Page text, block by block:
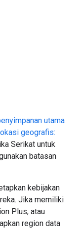
utama
geografis:
Serikat untuk
batasan
kebijakan
Jika memiliki
Plus, atau
region data